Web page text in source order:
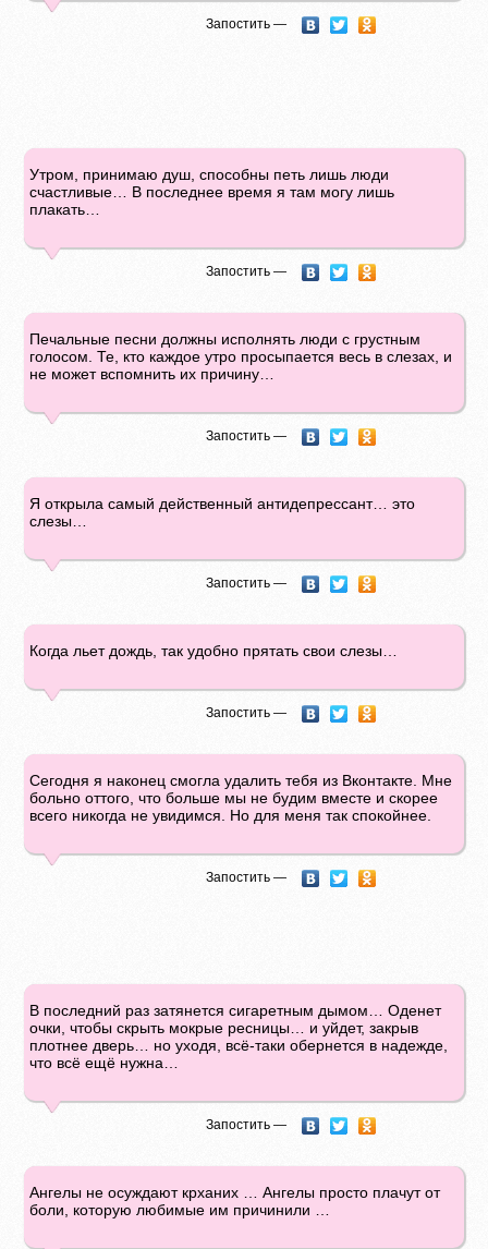
Запостить —
Утром, принимаю душ, способны петь лишь люди
счастливые… В последнее время я там могу лишь
плакать…
Запостить —
Печальные песни должны исполнять люди с грустным
голосом. Те, кто каждое утро просыпается весь в слезах, и
не может вспомнить их причину…
Запостить —
Я открыла самый действенный антидепрессант… это
слезы…
Запостить —
Когда льет дождь, так удобно прятать свои слезы…
Запостить —
Сегодня я наконец смогла удалить тебя из Вконтакте. Мне
больно оттого, что больше мы не будим вместе и скорее
всего никогда не увидимся. Но для меня так спокойнее.
Запостить —
В последний раз затянется сигаретным дымом… Оденет
очки, чтобы скрыть мокрые ресницы… и уйдет, закрыв
плотнее дверь… но уходя, всё-таки обернется в надежде,
что всё ещё нужна…
Запостить —
Ангелы не осуждают крханих … Ангелы просто плачут от
боли, которую любимые им причинили …